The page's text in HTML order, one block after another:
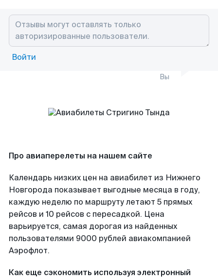
Войти
Вы
Про авиаперелеты на нашем сайте
Календарь низких цен на авиабилет из Нижнего
Новгорода показывает выгодные месяца в году,
каждую неделю по маршруту летают 5 прямых
рейсов и 10 рейсов с пересадкой. Цена
варьируется, самая дорогая из найденных
пользователями 9000 рублей авиакомпанией
Аэрофлот.
Как еще сэкономить используя электронный